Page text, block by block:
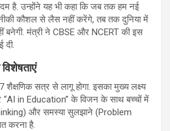
है. उन्होंने यह भी कहा कि जब तक हम नई
कौशल से लैस नहीं करेंगे, तब तक दुनिया में
बनेगी. मंत्री ने CBSE और NCERT की इस
दी.
सत्र से लागू होगा. इसका मुख्य लक्ष्य
in Education” के विजन के साथ बच्चों में
और समस्या सुलझाने (Problem
करना है.